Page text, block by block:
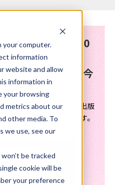
your computer.
information
website and allow
information in
your browsing
metrics about our
other media. To
we use, see our
be tracked
cookie will be
your preference
ページ！！
1,000
した
』2023年版
を今
ロード！
のPDFです。2024年に出版
）とは内容が異なります。